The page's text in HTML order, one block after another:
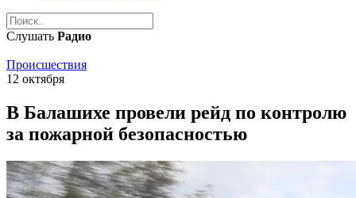
Слушать Радио
Происшествия
12 октября
В Балашихе провели рейд по контролю
за пожарной безопасностью